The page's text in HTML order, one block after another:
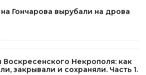
Гончарова вырубали на дрова
Воскресенского Некрополя: как
закрывали и сохраняли. Часть 1.